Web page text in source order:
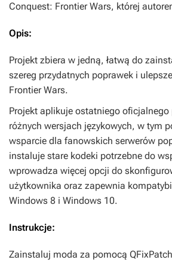
Conquest: Frontier Wars, której
Opis:
Projekt zbiera w jedną, łatwą do
szereg przydatnych poprawek i
Frontier Wars.
Projekt aplikuje ostatniego
różnych wersjach językowych, w tym
wsparcie dla fanowskich serwerów
instaluje stare kodeki potrzebne do
wprowadza więcej opcji do
użytkownika oraz zapewnia
Windows 8 i Windows 10.
Instrukcje:
Zainstaluj moda za pomocą